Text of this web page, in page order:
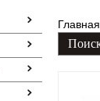
Главная